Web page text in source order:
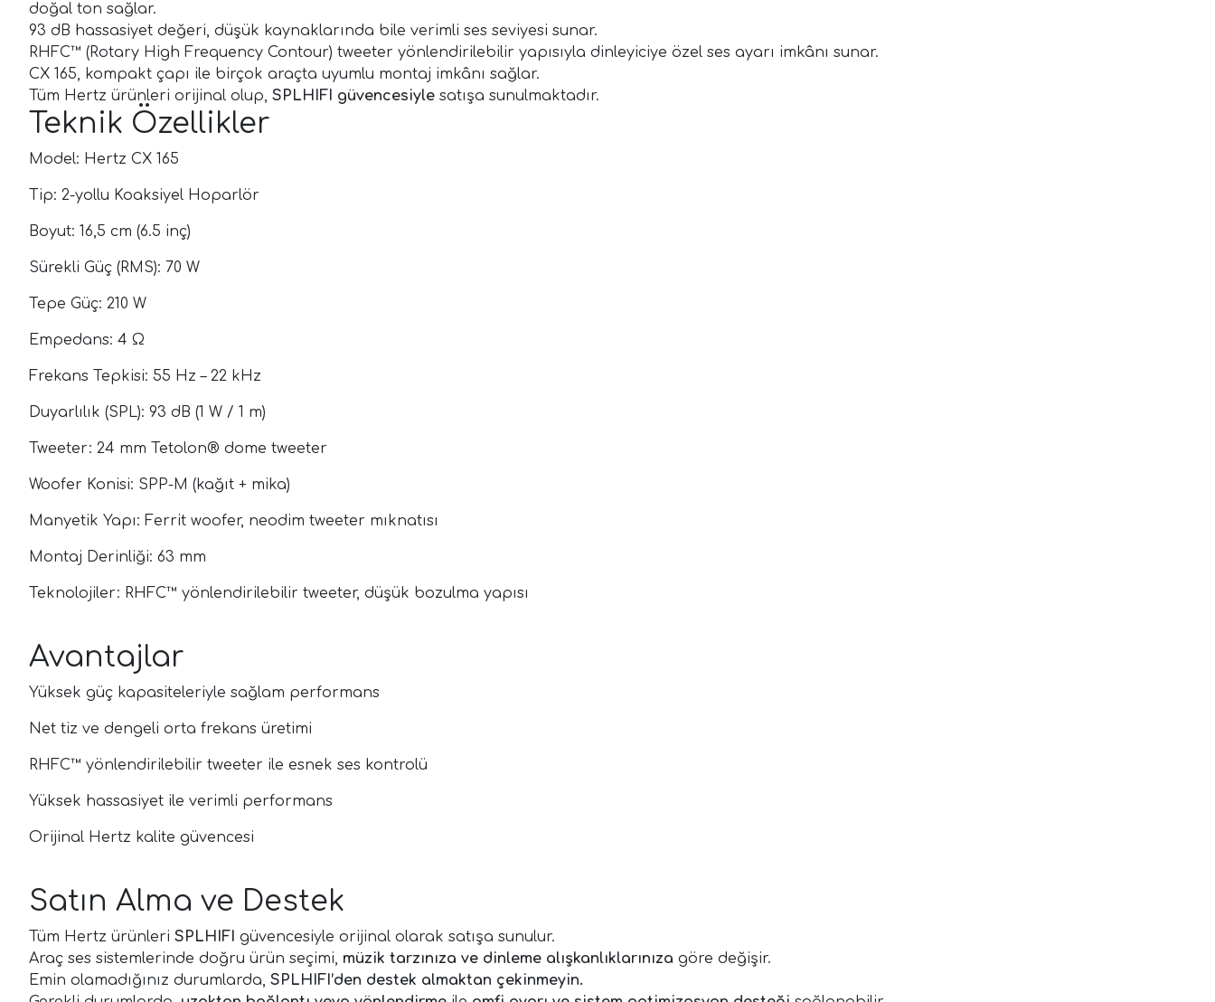
doğal ton sağlar.
93 dB hassasiyet değeri, düşük kaynaklarında bile verimli ses seviyesi sunar.
RHFC™ (Rotary High Frequency Contour) tweeter yönlendirilebilir yapısıyla dinleyiciye özel ses ayarı imkânı sunar.
CX 165, kompakt çapı ile birçok araçta uyumlu montaj imkânı sağlar.
Tüm Hertz ürünleri orijinal olup, SPLHIFI güvencesiyle satışa sunulmaktadır.
Teknik Özellikler
Model: Hertz CX 165
Tip: 2-yollu Koaksiyel Hoparlör
Boyut: 16,5 cm (6.5 inç)
Sürekli Güç (RMS): 70 W
Tepe Güç: 210 W
Empedans: 4 Ω
Frekans Tepkisi: 55 Hz – 22 kHz
Duyarlılık (SPL): 93 dB (1 W / 1 m)
Tweeter: 24 mm Tetolon® dome tweeter
Woofer Konisi: SPP-M (kağıt + mika)
Manyetik Yapı: Ferrit woofer, neodim tweeter mıknatısı
Montaj Derinliği: 63 mm
Teknolojiler: RHFC™ yönlendirilebilir tweeter, düşük bozulma yapısı
Avantajlar
Yüksek güç kapasiteleriyle sağlam performans
Net tiz ve dengeli orta frekans üretimi
RHFC™ yönlendirilebilir tweeter ile esnek ses kontrolü
Yüksek hassasiyet ile verimli performans
Orijinal Hertz kalite güvencesi
Satın Alma ve Destek
Tüm Hertz ürünleri SPLHIFI güvencesiyle orijinal olarak satışa sunulur.
Araç ses sistemlerinde doğru ürün seçimi, müzik tarzınıza ve dinleme alışkanlıklarınıza göre değişir.
Emin olamadığınız durumlarda, SPLHIFI’den destek almaktan çekinmeyin.